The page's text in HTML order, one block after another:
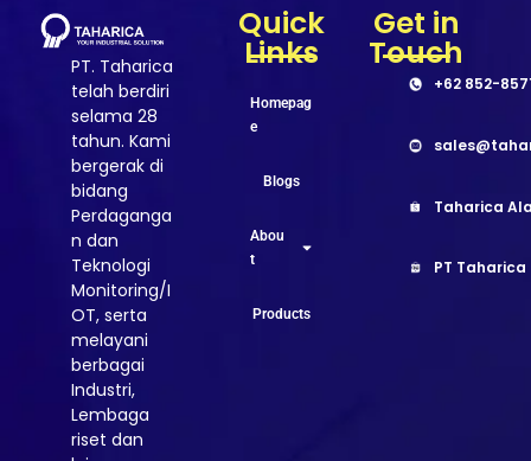
PT. Taharica
telah berdiri
selama 28
tahun. Kami
bergerak di
bidang
Perdaganga
n dan
Teknologi
Monitoring/I
OT, serta
melayani
berbagai
Industri,
Lembaga
riset dan
Quick
Links
Homepag
e
Blogs
Abou
t
Products
Get in
Touch
+62 852-
Taharica
PT Taharica